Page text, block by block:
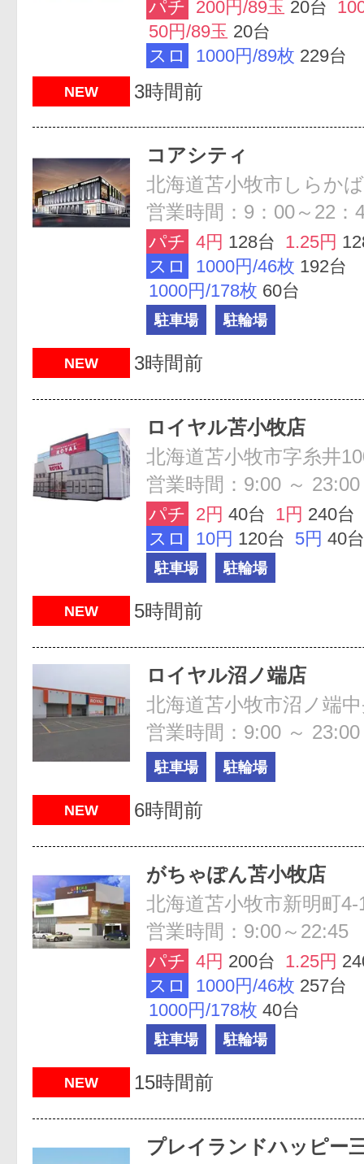
パチ 200円/89玉 20台
50円/89玉 20台
スロ
1000円/89枚 229台
NEW 3時間前
コアシティ
北海道苫小牧市しらか
営業時間：9：00～22：
パチ 4円 128台 1.25円
スロ
1000円/46枚 192台
1000円/178枚 60台
駐車場 駐輪場
NEW 3時間前
ロイヤル苫小牧店
北海道苫小牧市字糸井
営業時間：9:00 ～ 23:00
パチ 2円 40台 1円 240台
スロ
10円 120台 5円 40台
駐車場 駐輪場
NEW 5時間前
ロイヤル沼ノ端店
北海道苫小牧市沼ノ端
営業時間：9:00 ～ 23:00
駐車場 駐輪場
NEW 6時間前
がちゃぽん苫小牧店
北海道苫小牧市新明町4-
営業時間：9:00～22:45
パチ 4円 200台 1.25円
スロ
1000円/46枚 257台
1000円/178枚 40台
駐車場 駐輪場
NEW 15時間前
プレイランドハッピー